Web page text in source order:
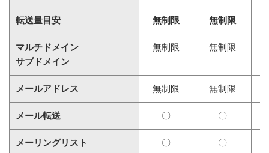
転送量目安 無制限 無制限
マルチドメイン
サブドメイン
無制限 無制限
メールアドレス 無制限 無制限
メール転送 〇 〇
メーリングリスト 〇 〇